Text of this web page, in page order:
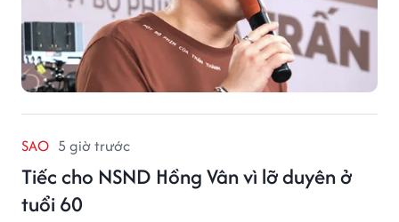
SAO 5 giờ trước
Tiếc cho NSND Hồng Vân vì lỡ duyên ở
tuổi 60